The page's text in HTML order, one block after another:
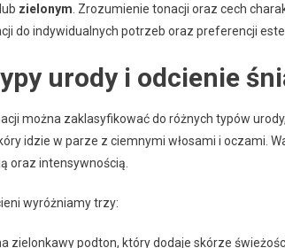
lub zielonym . Zrozumienie tonacji oraz cech
do indywidualnych potrzeb oraz preferencji
urody i odcienie
można zaklasyfikować do różnych typów
idzie w parze z ciemnymi włosami i oczami.
oraz intensywnością.
wyróżniamy trzy:
zielonkawy podton, który dodaje skórze